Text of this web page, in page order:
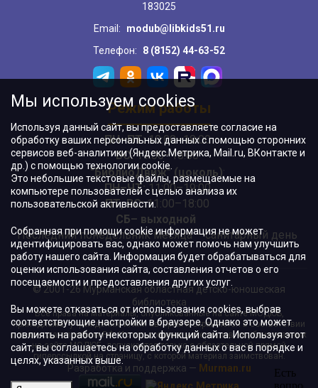
183025
Email:
modub@libkids51.ru
Телефон:
8 (8152) 44-63-52
Режим работы
ПН–ПТ:10:00–18:00
ВС:11:00–18:00
"БиблиоДвиж" (цоколь):
ПН–ЧТ:11:00–19:00
ПТ, ВС:11:00–18:00
СБ– выходной
Последний понедельник месяца – санитарный день
© 2001-26 Мурманская областная детско-юношеская
библиотека
Все права на материалы, опубликованные на сайте МОДЮБ,
принадлежат учреждению и/или авторам и охраняются в соответствии
с законодательством РФ. Использование материалов, опубликованных
на сайте МОДЮБ, допускается только с обязательной прямой
гиперссылкой на страницу, с которой материал заимствован.
Разработка и поддержка — Murman.ru
Мы используем cookies
Используя данный сайт, вы предоставляете согласие на
обработку ваших персональных данных с помощью сторонних
сервисов веб-аналитики (Яндекс.Метрика, Mail.ru, ВКонтакте и
др.) с помощью технологии cookie.
Это небольшие текстовые файлы, размещаемые на
компьютере пользователей с целью анализа их
пользовательской активности.
Собранная при помощи cookie информация не может
идентифицировать вас, однако может помочь нам улучшить
работу нашего сайта. Информация будет обрабатываться для
оценки использования сайта, составления отчетов о его
посещаемости и предоставления других услуг.
Вы можете отказаться от использования cookies, выбрав
соответствующие настройки в браузере. Однако это может
повлиять на работу некоторых функций сайта. Используя этот
сайт, вы соглашаетесь на обработку данных о вас в порядке и
целях, указанных выше.